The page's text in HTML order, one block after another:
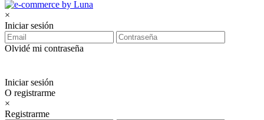
×
Iniciar sesión
Olvidé mi contraseña
Iniciar sesión
O registrarme
×
Registrarme